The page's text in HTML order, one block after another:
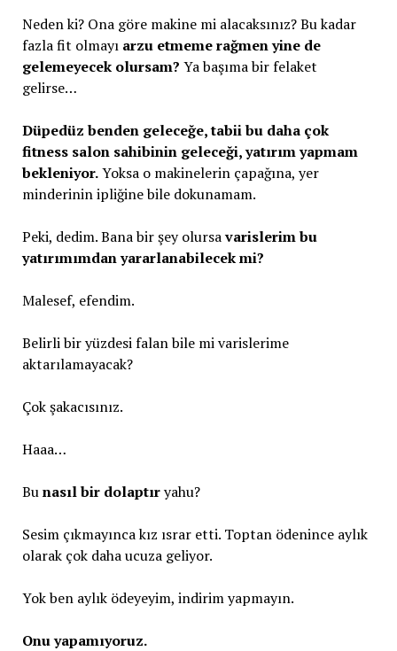
Neden ki? Ona göre makine mi alacaksınız? Bu kadar
fazla fit olmayı arzu etmeme rağmen yine de
gelemeyecek olursam? Ya başıma bir felaket
gelirse…
Düpedüz benden geleceğe, tabii bu daha çok
fitness salon sahibinin geleceği, yatırım yapmam
bekleniyor.Yoksa o makinelerin çapağına, yer
minderinin ipliğine bile dokunamam.
Peki, dedim. Bana bir şey olursavarislerim bu
yatırımımdan yararlanabilecek mi?
Malesef, efendim.
Belirli bir yüzdesi falan bile mi varislerime
aktarılamayacak?
Çok şakacısınız.
Haaa…
Bunasıl bir dolaptıryahu?
Sesim çıkmayınca kız ısrar etti. Toptan ödenince aylık
olarak çok daha ucuza geliyor.
Yok ben aylık ödeyeyim, indirim yapmayın.
Onu yapamıyoruz.